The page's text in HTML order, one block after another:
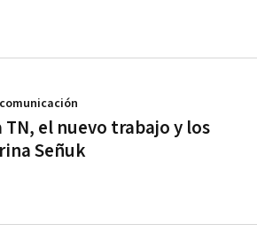
TN, el nuevo trabajo y los
Señuk